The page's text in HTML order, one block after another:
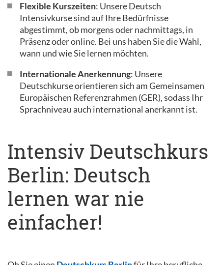
Flexible Kurszeiten: Unsere Deutsch
Intensivkurse sind auf Ihre Bedürfnisse
abgestimmt, ob morgens oder nachmittags, in
Präsenz oder online. Bei uns haben Sie die Wahl,
wann und wie Sie lernen möchten.
Internationale Anerkennung: Unsere
Deutschkurse orientieren sich am Gemeinsamen
Europäischen Referenzrahmen (GER), sodass Ihr
Sprachniveau auch international anerkannt ist.
Intensiv Deutschkurs
Berlin: Deutsch
lernen war nie
einfacher!